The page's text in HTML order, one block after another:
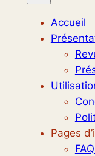
Accueil
Pages